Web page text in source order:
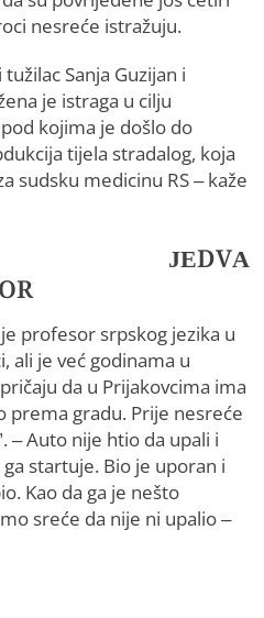
nesreće istražuju.
Sanja Guzijan i
je istraga u cilju
kojima je došlo do
tijela stradalog, koja
sudsku medicinu RS – kaže
JEDVA
profesor srpskog jezika u
ali je već godinama u
da u Prijakovcima ima
prema gradu. Prije nesreće
– Auto nije htio da upali i
startuje. Bio je uporan i
Kao da ga je nešto
sreće da nije ni upalio –